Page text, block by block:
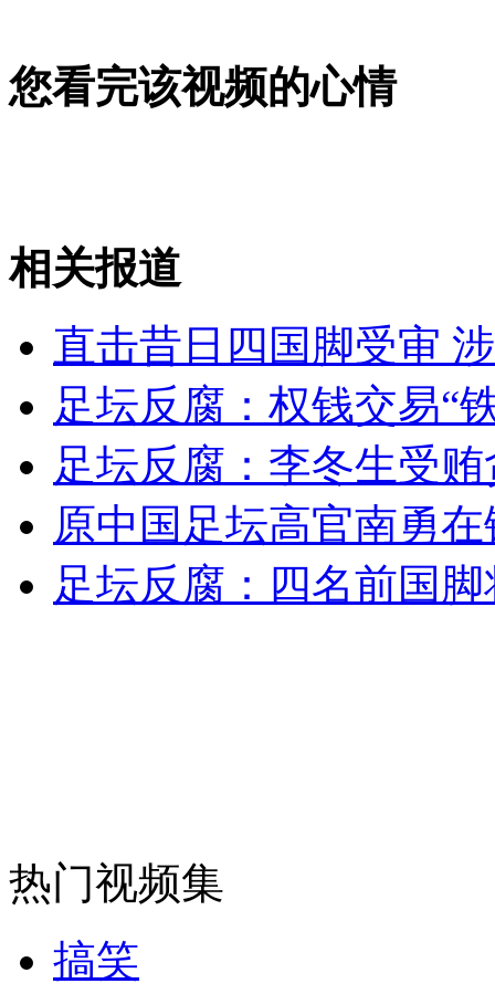
女孩北京地铁殴打老人 痛下狠手拳打脚踢
外交部：有关国家言论片面不公正
安徽一实载49人客车翻车
走！跟着总书记去植树
消防员救轻生者 花炮节热闹非凡 减压"枕头大战"
您看完该视频的心情
相关报道
直击昔日四国脚受审
足坛反腐：权钱交易“
足坛反腐：李冬生受
原中国足坛高官南勇
足坛反腐：四名前国
热门视频集
搞笑